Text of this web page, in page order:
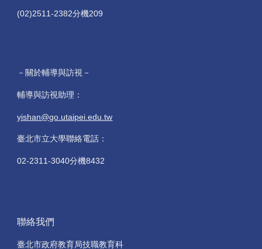
(02)2511-2382分機209
－關於輔導與訪視－
輔導與訪視助理：
yishan@go.utaipei.edu.tw
臺北市立大學聯絡電話：
02-2311-3040分機8432
聯絡我們
臺北市政府教育局技職教育科